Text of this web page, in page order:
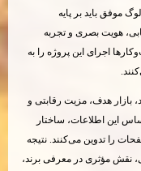
موفق باید بر پایه
هویت بصری و تجربه
اجرای این پروژه را به
هدف، مزیت رقابتی و
این اطلاعات، ساختار
را تدوین می‌کنند. نتیجه
نقش مؤثری در معرفی برند،